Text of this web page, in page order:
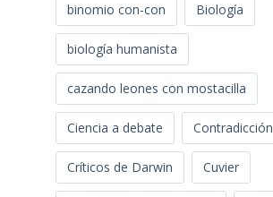
binomio con-con Biología
biología humanista
cazando leones con mostacilla
Ciencia a debate Contradicción
Críticos de Darwin Cuvier